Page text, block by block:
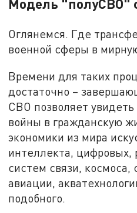
Модель "полуСВО"
Оглянемся. Где
военной сферы в
Времени для таких
достаточно –
СВО позволяет
войны в гражданскую
экономики из мира
интеллекта, цифровых,
систем связи, космоса,
авиации,
подобного.